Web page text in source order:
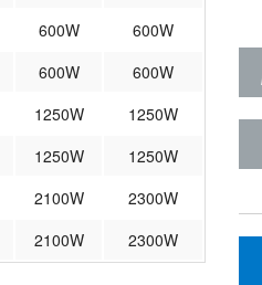
600W
600W
600W
600W
1250W
1250W
1250W
1250W
2100W
2300W
2100W 2300W